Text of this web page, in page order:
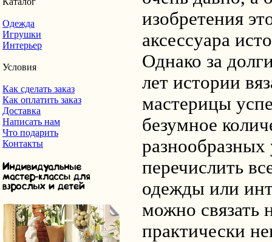
Одежда
Игрушки
Интерьер
Условия
Как сделать заказ
Как оплатить заказ
Доставка
Написать нам
Что подарить
Контакты
изобретения
аксессуара
Однако за
лет истории
мастерицы
безумное
разнообразных
перечислить
одежды или
можно связать
практически